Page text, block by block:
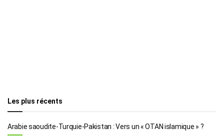
Les plus récents
Arabie saoudite-Turquie-Pakistan : Vers un « OTAN islamique » ?